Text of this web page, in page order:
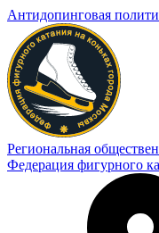
Антидопинговая
Региональная
Федерация фигурного